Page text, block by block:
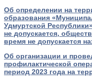
Об определении на
образования
Удмуртской
не допускается,
время не допускается
Об организации и
профилактической
период 2023 года на